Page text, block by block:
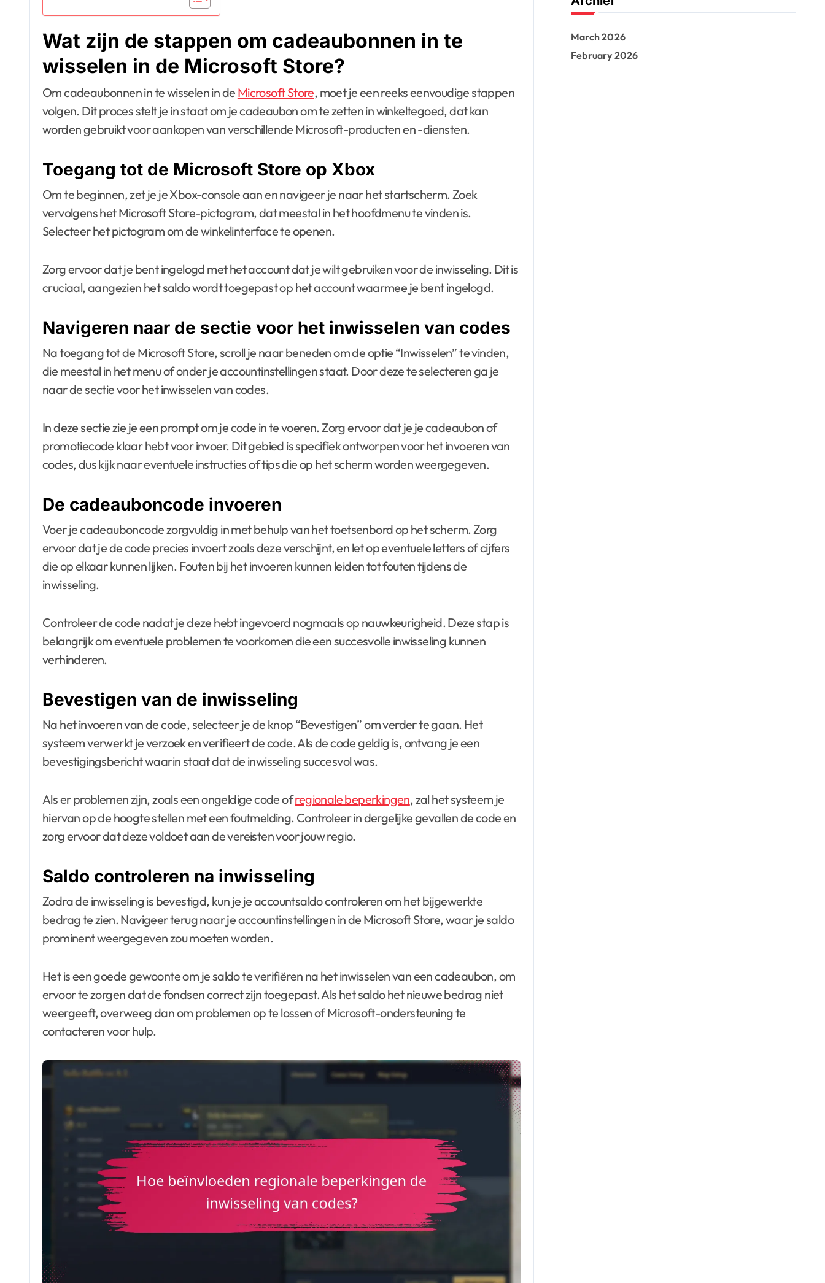
Wat zijn de stappen om cadeaubonnen in te
wisselen in de Microsoft Store?
Om cadeaubonnen in te wisselen in de Microsoft Store, moet je een reeks eenvoudige stappen
volgen. Dit proces stelt je in staat om je cadeaubon om te zetten in winkeltegoed, dat kan
worden gebruikt voor aankopen van verschillende Microsoft-producten en -diensten.
Toegang tot de Microsoft Store op Xbox
Om te beginnen, zet je je Xbox-console aan en navigeer je naar het startscherm. Zoek
vervolgens het Microsoft Store-pictogram, dat meestal in het hoofdmenu te vinden is.
Selecteer het pictogram om de winkelinterface te openen.
Zorg ervoor dat je bent ingelogd met het account dat je wilt gebruiken voor de inwisseling. Dit is
cruciaal, aangezien het saldo wordt toegepast op het account waarmee je bent ingelogd.
Navigeren naar de sectie voor het inwisselen van codes
Na toegang tot de Microsoft Store, scroll je naar beneden om de optie “Inwisselen” te vinden,
die meestal in het menu of onder je accountinstellingen staat. Door deze te selecteren ga je
naar de sectie voor het inwisselen van codes.
In deze sectie zie je een prompt om je code in te voeren. Zorg ervoor dat je je cadeaubon of
promotiecode klaar hebt voor invoer. Dit gebied is specifiek ontworpen voor het invoeren van
codes, dus kijk naar eventuele instructies of tips die op het scherm worden weergegeven.
De cadeauboncode invoeren
Voer je cadeauboncode zorgvuldig in met behulp van het toetsenbord op het scherm. Zorg
ervoor dat je de code precies invoert zoals deze verschijnt, en let op eventuele letters of cijfers
die op elkaar kunnen lijken. Fouten bij het invoeren kunnen leiden tot fouten tijdens de
inwisseling.
Controleer de code nadat je deze hebt ingevoerd nogmaals op nauwkeurigheid. Deze stap is
belangrijk om eventuele problemen te voorkomen die een succesvolle inwisseling kunnen
verhinderen.
Bevestigen van de inwisseling
Na het invoeren van de code, selecteer je de knop “Bevestigen” om verder te gaan. Het
systeem verwerkt je verzoek en verifieert de code. Als de code geldig is, ontvang je een
bevestigingsbericht waarin staat dat de inwisseling succesvol was.
Als er problemen zijn, zoals een ongeldige code ofregionale beperkingen, zal het systeem je
hiervan op de hoogte stellen met een foutmelding. Controleer in dergelijke gevallen de code en
zorg ervoor dat deze voldoet aan de vereisten voor jouw regio.
Saldo controleren na inwisseling
Zodra de inwisseling is bevestigd, kun je je accountsaldo controleren om het bijgewerkte
bedrag te zien. Navigeer terug naar je accountinstellingen in de Microsoft Store, waar je saldo
prominent weergegeven zou moeten worden.
Het is een goede gewoonte om je saldo te verifiëren na het inwisselen van een cadeaubon, om
ervoor te zorgen dat de fondsen correct zijn toegepast. Als het saldo het nieuwe bedrag niet
weergeeft, overweeg dan om problemen op te lossen of Microsoft-ondersteuning te
contacteren voor hulp.
March 2026
February 2026